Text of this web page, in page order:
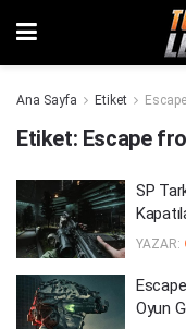
Ana Sayfa Etiket
Etiket: Escape
SP
YAZAR:
Oyun